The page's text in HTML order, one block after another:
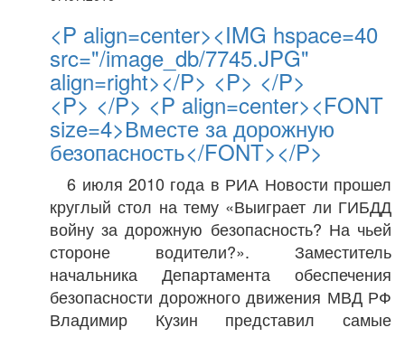
<P align=center><IMG hspace=40
src="/image_db/7745.JPG"
align=right></P> <P> </P>
<P> </P> <P align=center><FONT
size=4>Вместе за дорожную
безопасность</FONT></P>
6 июля 2010 года в РИА Новости прошел
круглый стол на тему «Выиграет ли ГИБДД
войну за дорожную безопасность? На чьей
стороне водители?». Заместитель
начальника Департамента обеспечения
безопасности дорожного движения МВД РФ
Владимир Кузин представил самые